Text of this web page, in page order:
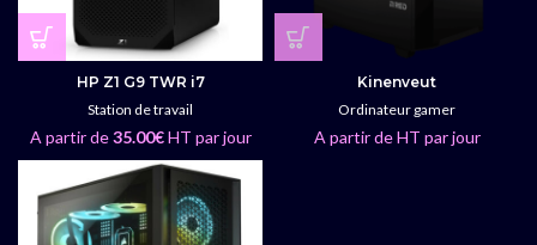
HP Z1 G9 TWR i7
Station de travail
A partir de35.00€HT par jour
Kinenveut
Ordinateur gamer
A partir de HT par jour